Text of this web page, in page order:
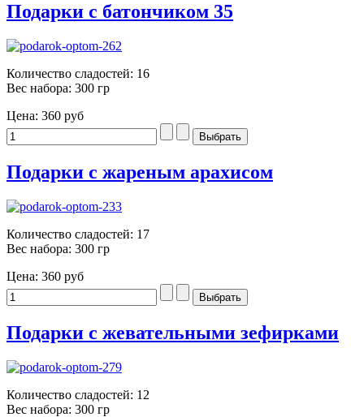
Подарки с батончиком 35
Количество сладостей: 16
Вес набора: 300 гр
Цена: 360 руб
Подарки с жареным арахисом
Количество сладостей: 17
Вес набора: 300 гр
Цена: 360 руб
Подарки с жевательными зефирками
Количество сладостей: 12
Вес набора: 300 гр